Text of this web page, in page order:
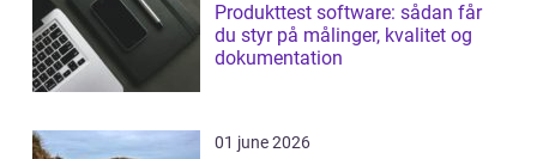
Produkttest software: sådan får
du styr på målinger, kvalitet og
dokumentation
01 june 2026